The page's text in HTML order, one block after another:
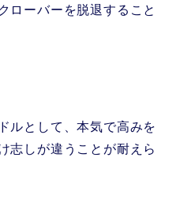
ローバーを脱退すること
ルとして、本気で高みを
志しが違うことが耐えら